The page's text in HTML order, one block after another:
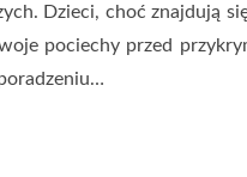
Dzieci, choć znajdują
pociechy przed